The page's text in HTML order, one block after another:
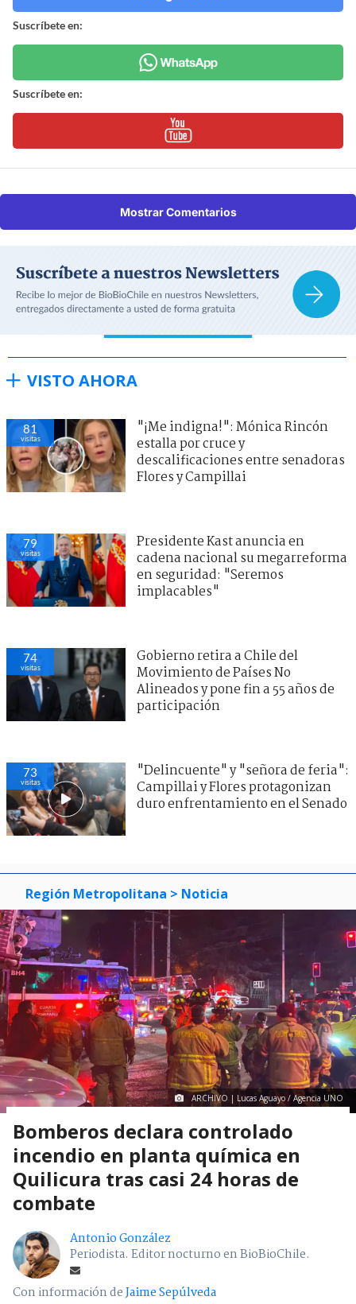
Suscríbete en:
Suscríbete en:
Mostrar Comentarios
VISTO AHORA
81
visitas
"¡Me indigna!": Mónica Rincón
estalla por cruce y
descalificaciones entre senadoras
Flores y Campillai
79
visitas
Presidente Kast anuncia en
cadena nacional su megarreforma
en seguridad: "Seremos
implacables"
74
visitas
Gobierno retira a Chile del
Movimiento de Países No
Alineados y pone fin a 55 años de
participación
73
visitas
"Delincuente" y "señora de feria":
Campillai y Flores protagonizan
duro enfrentamiento en el Senado
Región Metropolitana > Noticia
ARCHIVO | Lucas Aguayo / Agencia UNO
Bomberos declara controlado
incendio en planta química en
Quilicura tras casi 24 horas de
combate
Antonio González
Periodista. Editor nocturno en BioBioChile.
Con información deJaime Sepúlveda